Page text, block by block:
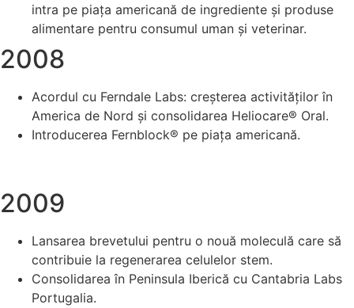
intra pe piața americană de ingrediente și produse
alimentare pentru consumul uman și veterinar.
2008
Acordul cu Ferndale Labs: creșterea activităților în
America de Nord și consolidarea Heliocare® Oral.
Introducerea Fernblock® pe piața americană.
2009
Lansarea brevetului pentru o nouă moleculă care să
contribuie la regenerarea celulelor stem.
Consolidarea în Peninsula Iberică cu Cantabria Labs
Portugalia.